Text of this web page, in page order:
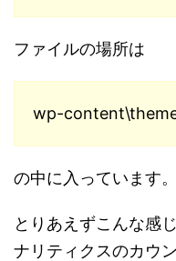
ファイルの場所は
wp-
の中に入っています。
とりあえずこんな感
ナリティクスのカウ